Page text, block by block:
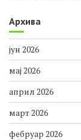
Архива
јун 2026
мај 2026
април 2026
март 2026
фебруар 2026